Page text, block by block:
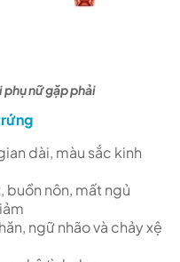
nữ gặp phải
dài, màu sắc kinh
buồn nôn, mất ngủ
ngữ nhão và chảy xệ